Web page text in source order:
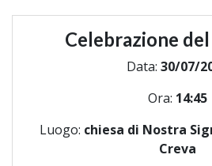
Celebrazione
Data: 30/07/
Ora: 14:45
Luogo: chiesa di Nostra
Creva